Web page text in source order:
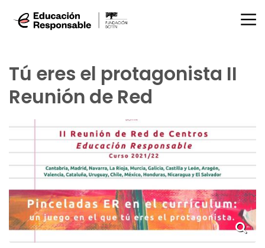
Tú eres el protagonista II
Reunión de Red